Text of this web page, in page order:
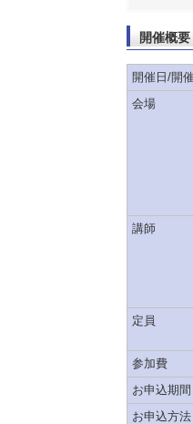
開催概要
開催日/開
会場
講師
定員
参加費
お申込期間
お申込方法